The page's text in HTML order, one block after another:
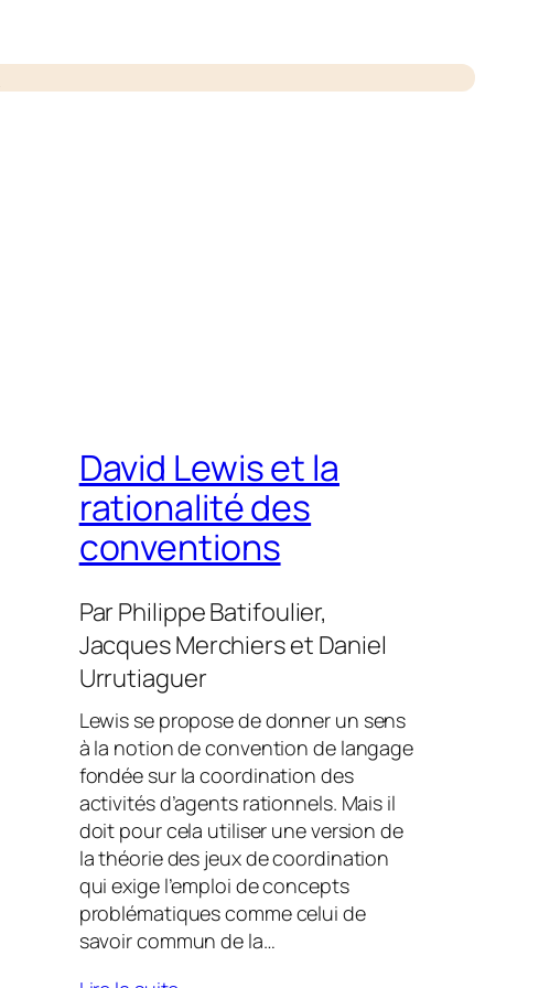
David Lewis et la
rationalité des
conventions
Par Philippe Batifoulier,
Jacques Merchierset Daniel
Urrutiaguer
Lewis se propose de donner un sens
à la notion de convention de langage
fondée sur la coordination des
activités d’agents rationnels. Mais il
doit pour cela utiliser une version de
la théorie des jeux de coordination
qui exige l’emploi de concepts
problématiques comme celui de
savoir commun de la…